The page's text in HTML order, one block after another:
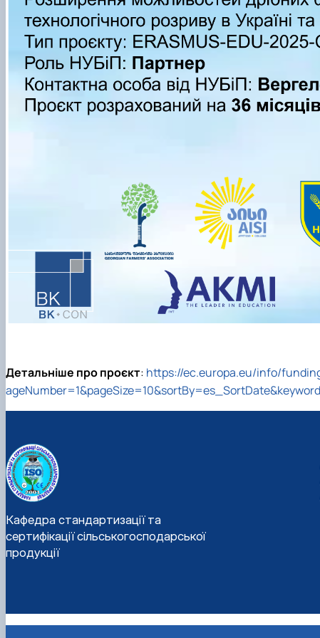
Детальніше про проєкт: https://ec.europa.eu/info/
Кафедра стандартизації та
сертифікації сільськогосподарської
продукції